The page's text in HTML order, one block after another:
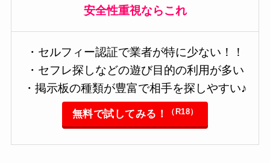
安全性重視ならこれ
・セルフィー認証で業者が特に少ない！！
・セフレ探しなどの遊び目的の利用が多い
・掲示板の種類が豊富で相手を探しやすい♪
無料で試してみる！ （R18）